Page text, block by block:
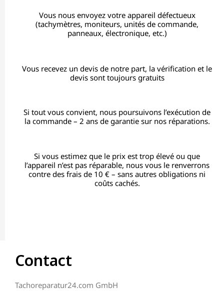
Vous nous envoyez votre appareil défectueux
(tachymètres, moniteurs, unités de commande,
panneaux, électronique, etc.)
Vous recevez un devis de notre part, la vérification et le
devis sont toujours gratuits
Si tout vous convient, nous poursuivons l’exécution de
la commande – 2 ans de garantie sur nos réparations.
Si vous estimez que le prix est trop élevé ou que
l’appareil n’est pas réparable, nous vous le renverrons
contre des frais de 10 € – sans autres obligations ni
coûts cachés.
Contact
Tachoreparatur24.com GmbH